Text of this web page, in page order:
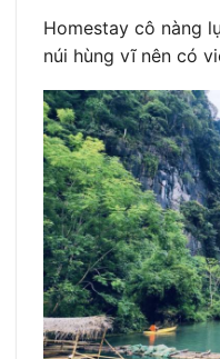
Homestay cô nàng
núi hùng vĩ nên có